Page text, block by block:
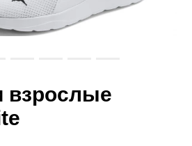
взрослые